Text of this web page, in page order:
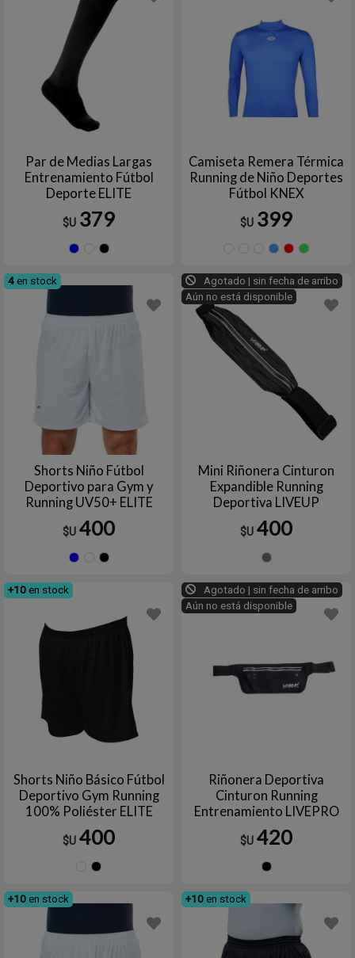
Par de Medias Largas
Entrenamiento Fútbol
Deporte ELITE
$U 379
Camiseta Remera Térmica
Running de Niño Deportes
Fútbol KNEX
$U 399
AZUL
Azul
4 en stock
Shorts Niño Fútbol
Deportivo para Gym y
Running UV50+ ELITE
$U 400
Agotado | sin fecha de arribo
Aún no está disponible
Mini Riñonera Cinturon
Expandible Running
Deportiva LIVEUP
$U 400
+10 en stock
Shorts Niño Básico Fútbol
Deportivo Gym Running
100% Poliéster ELITE
$U 400
Agotado | sin fecha de arribo
Aún no está disponible
Riñonera Deportiva
Cinturon Running
Entrenamiento LIVEPRO
$U 420
+10 en stock +10 en stock